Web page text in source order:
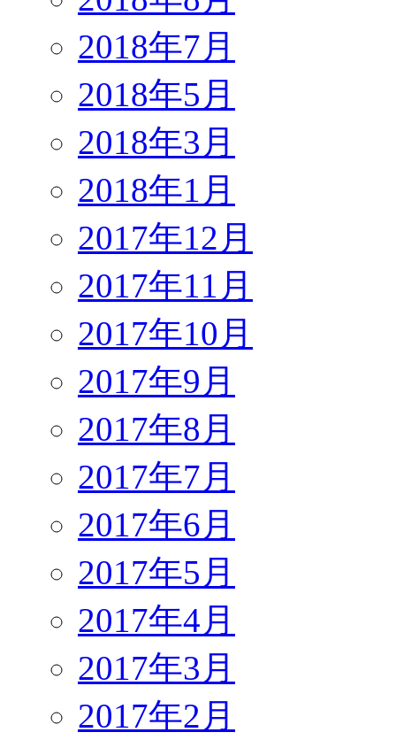
2018年7月
2018年5月
2018年3月
2018年1月
2017年12月
2017年11月
2017年10月
2017年9月
2017年8月
2017年7月
2017年6月
2017年5月
2017年4月
2017年3月
2017年2月